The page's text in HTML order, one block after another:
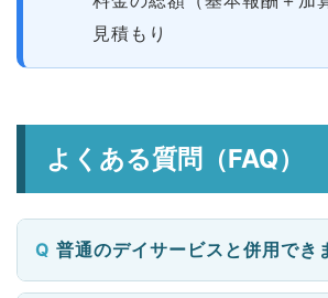
見積もり
よくある質問（FAQ）
普通のデイサービスと併用でき